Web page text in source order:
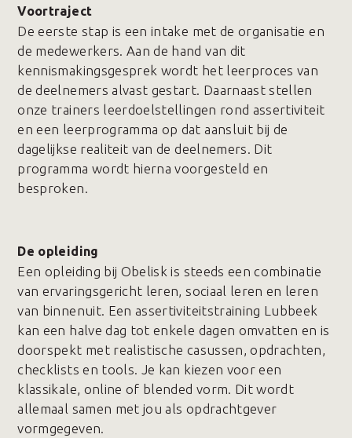
Voortraject
De eerste stap is een intake met de organisatie en
de medewerkers. Aan de hand van dit
kennismakingsgesprek wordt het leerproces van
de deelnemers alvast gestart. Daarnaast stellen
onze trainers leerdoelstellingen rond assertiviteit
en een leerprogramma op dat aansluit bij de
dagelijkse realiteit van de deelnemers. Dit
programma wordt hierna voorgesteld en
besproken.
De opleiding
Een opleiding bij Obelisk is steeds een combinatie
van ervaringsgericht leren, sociaal leren en leren
van binnenuit. Een assertiviteitstraining Lubbeek
kan een halve dag tot enkele dagen omvatten en is
doorspekt met realistische casussen, opdrachten,
checklists en tools. Je kan kiezen voor een
klassikale, online of blended vorm. Dit wordt
allemaal samen met jou als opdrachtgever
vormgegeven.